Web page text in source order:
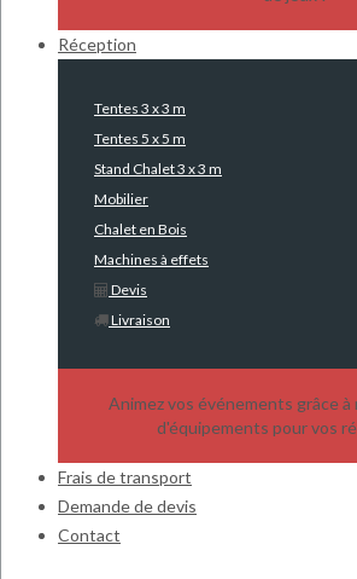
Réception
Tentes 3 x 3 m
Tentes 5 x 5 m
Stand Chalet 3 x 3 m
Mobilier
Chalet en Bois
Machines à effets
Devis
Livraison
Animez vos événements grâce
d'équipements pour vos
Frais de transport
Demande de devis
Contact